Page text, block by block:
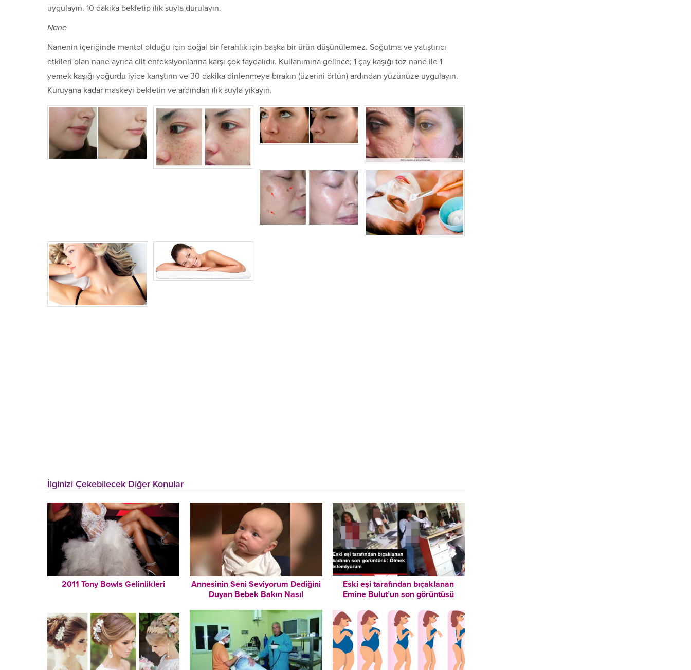
uygulayın. 10 dakika bekletip ılık suyla durulayın.
Nane
Nanenin içeriğinde mentol olduğu için doğal bir ferahlık için başka bir ürün düşünülemez. Soğutma ve yatıştırıcı
etkileri olan nane ayrıca cilt enfeksiyonlarına karşı çok faydalıdır. Kullanımına gelince; 1 çay kaşığı toz nane ile 1
yemek kaşığı yoğurdu iyice karıştırın ve 30 dakika dinlenmeye bırakın (üzerini örtün) ardından yüzünüze uygulayın.
Kuruyana kadar maskeyi bekletin ve ardından ılık suyla yıkayın.
İlginizi Çekebilecek Diğer Konular
2011 Tony Bowls Gelinlikleri
Annesinin Seni Seviyorum Dediğini
Duyan Bebek Bakın Nasıl
Eski eşi tarafından bıçaklanan
Emine Bulut’un son görüntüsü